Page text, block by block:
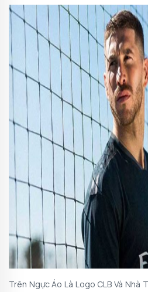
Trên Ngực Áo Là Logo CLB Và Nhà